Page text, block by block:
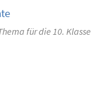
für die 10. Klasse